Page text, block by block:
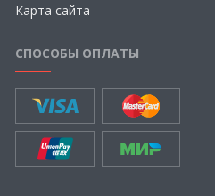
Карта сайта
СПОСОБЫ ОПЛАТЫ